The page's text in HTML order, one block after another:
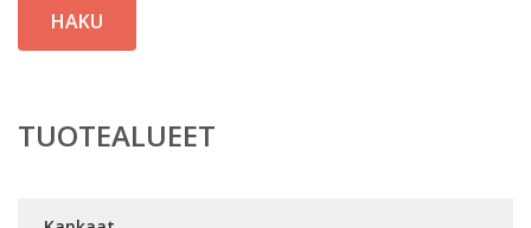
HAKU
TUOTEALUEET